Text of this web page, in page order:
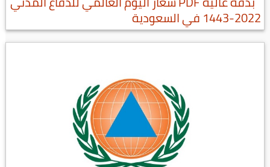
2022-1443 في السعودية